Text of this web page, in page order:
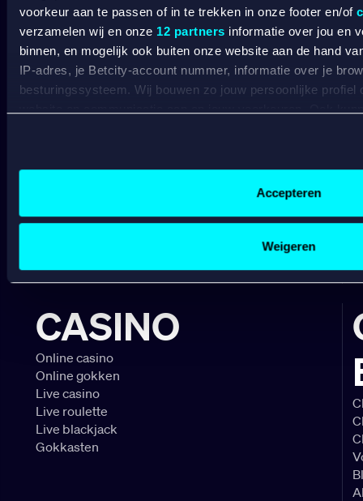
voorkeur aan te passen of in te trekken in onze footer en/of
verzamelen wij en onze 12 partners informatie over jou en
binnen, en mogelijk ook buiten onze website aan de hand
IP-adres, je Betcity-account nummer, informatie over je
besturingssysteem. Wij bouwen zo jouw persoonlijke profiel
Advertentie- en contentmeting, inzichten in het publiek
Sociale media functionaliteit.
Accepteren
Weigeren
Wat kost gokken jou? Stop op tijd. 18+SPEEL
VERANTWOORD
BETCITY
Wedden op Eredivisie
Wedden op Feyenoord
CASINO
Online casino
Online gokken
Live casino
Live roulette
Live blackjack
Gokkasten